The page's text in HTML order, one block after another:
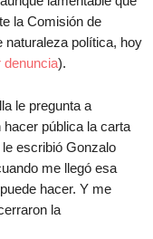
la Comisión de
naturaleza política, hoy
denuncia).
le pregunta a
pública la carta
le escribió Gonzalo
me llegó esa
hacer. Y me
la